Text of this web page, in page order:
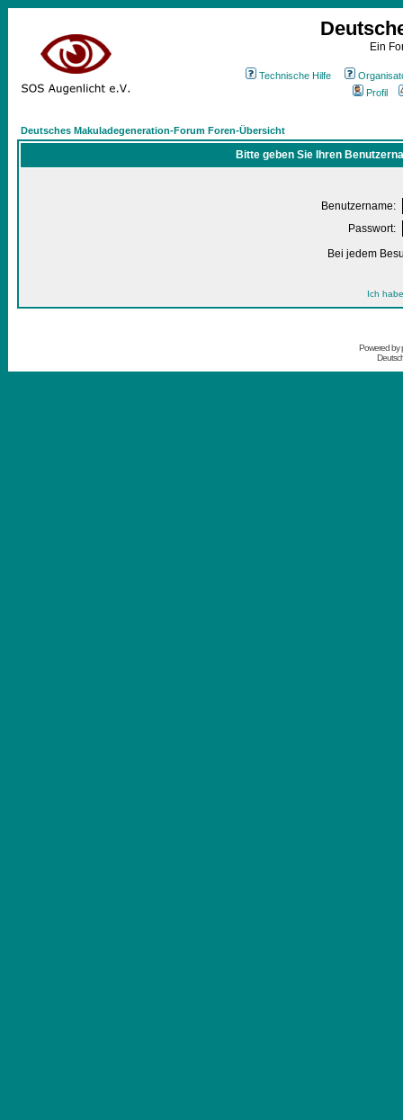
Ein
Technische Hilfe
Profil
Deutsches Makuladegeneration-Forum Foren-Übersicht
Bitte geben Sie Ihren
Benutzername:
Passwort:
Bei jedem
Ich
Powered by